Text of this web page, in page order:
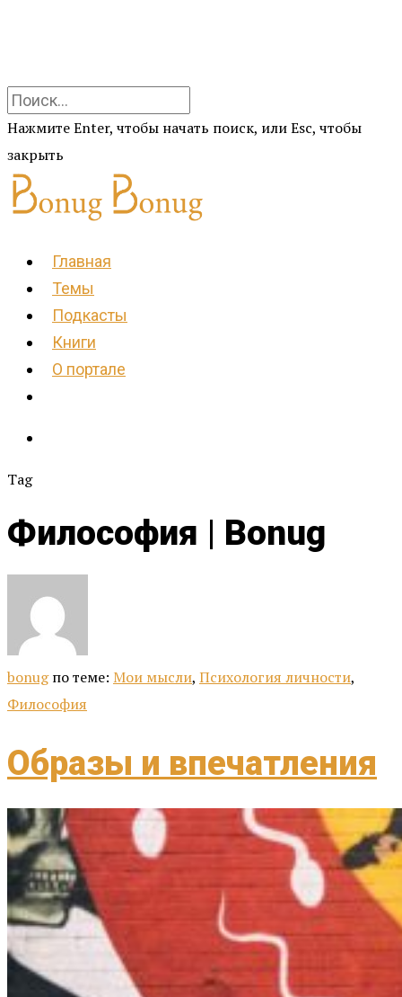
Нажмите Enter, чтобы начать поиск, или Esc, чтобы
закрыть
Главная
Темы
Подкасты
Книги
О портале
Tag
Философия | Bonug
bonug по теме: Мои мысли, Психология личности,
Философия
Образы и впечатления